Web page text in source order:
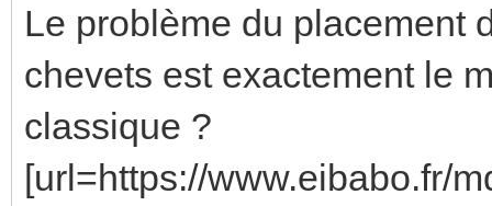
Le problème du placement
chevets est exactement le
classique ?
[url=https://www.eibabo.fr/